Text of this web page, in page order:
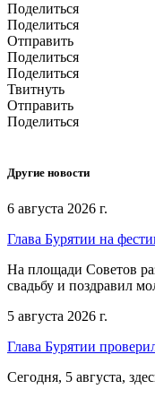
Поделиться
Поделиться
Отправить
Поделиться
Поделиться
Твитнуть
Отправить
Поделиться
Другие новости
6 августа 2026 г.
Глава Бурятии на
На площади Советов
свадьбу и поздравил
5 августа 2026 г.
Глава Бурятии
Сегодня, 5 августа,